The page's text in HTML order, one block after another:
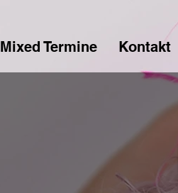
Mixed Termine Kontakt